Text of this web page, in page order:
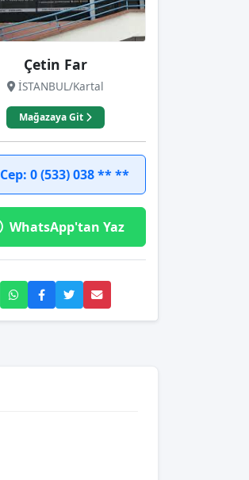
Çetin Far
İSTANBUL/Kartal
Mağazaya Git
Cep: 0 (533) 038 ** **
WhatsApp'tan Yaz